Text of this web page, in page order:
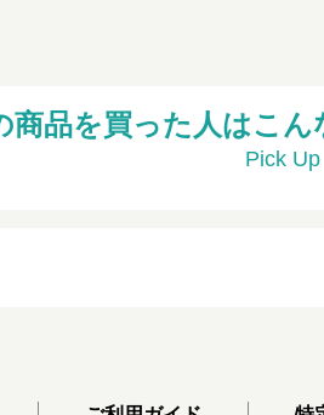
商品を買った人はこ
Pick Up